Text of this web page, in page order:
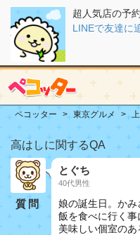
超人気店の予
LINEで友達に
ペコッター 東京グルメ
高はしに関するQA
質問
とぐち
40代男性
娘の誕生日。か
飯を食べに行く
美味しい個室の